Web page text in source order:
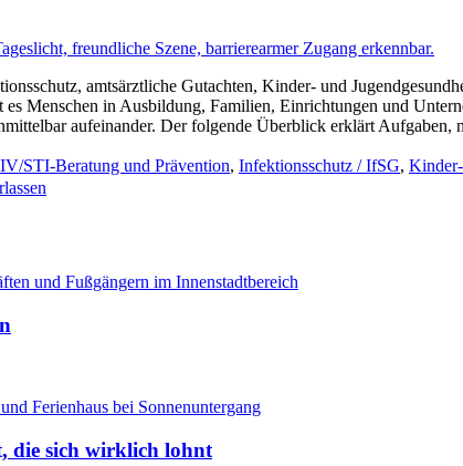
amtsärztliche Gutachten, Kinder- und
Menschen in Ausbildung, Familien, Einrichtungen und
aufeinander. Der folgende Überblick erklärt
STI-Beratung und Prävention, Infektionsschutz / IfSG,
die sich wirklich lohnt